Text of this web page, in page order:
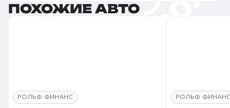
ПОХОЖИЕ АВТО
РОЛЬФ ФИНАНС РОЛЬФ